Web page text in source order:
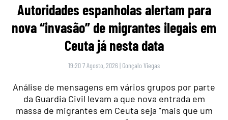
Autoridades espanholas alertam para
nova “invasão” de migrantes ilegais em
Ceuta já nesta data
19:20 7 Agosto, 2026 | Gonçalo Viegas
Análise de mensagens em vários grupos por parte
da Guardia Civil levam a que nova entrada em
massa de migrantes em Ceuta seja "mais que um